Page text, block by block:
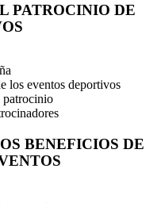
PATROCINIO DE
los eventos deportivos
patrocinio
BENEFICIOS DE